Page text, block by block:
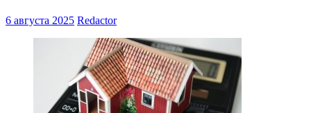
6 августа 2025 Redactor